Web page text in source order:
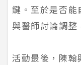
鍵。至於是否能
與醫師討論調整
活動最後，陳翰